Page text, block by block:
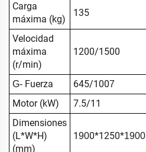
Carga
máxima (kg)
135
Velocidad
máxima
(r/min)
1200/1500
G- Fuerza 645/1007
Motor (kW)
7.5/11
Dimensiones
(L*W*H)
(mm)
1900*1250*1900